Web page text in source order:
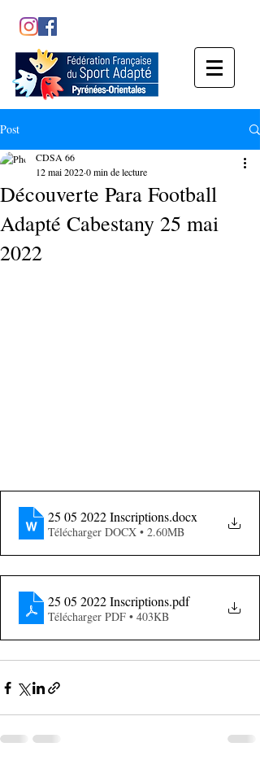
Post
Découverte Para Football
Adapté Cabestany 25 mai
2022
CDSA 66
12 mai 20220 min de lecture
25 05 2022 Inscriptions.docx
Télécharger DOCX • 2.60MB
25 05 2022 Inscriptions.pdf
Télécharger PDF • 403KB